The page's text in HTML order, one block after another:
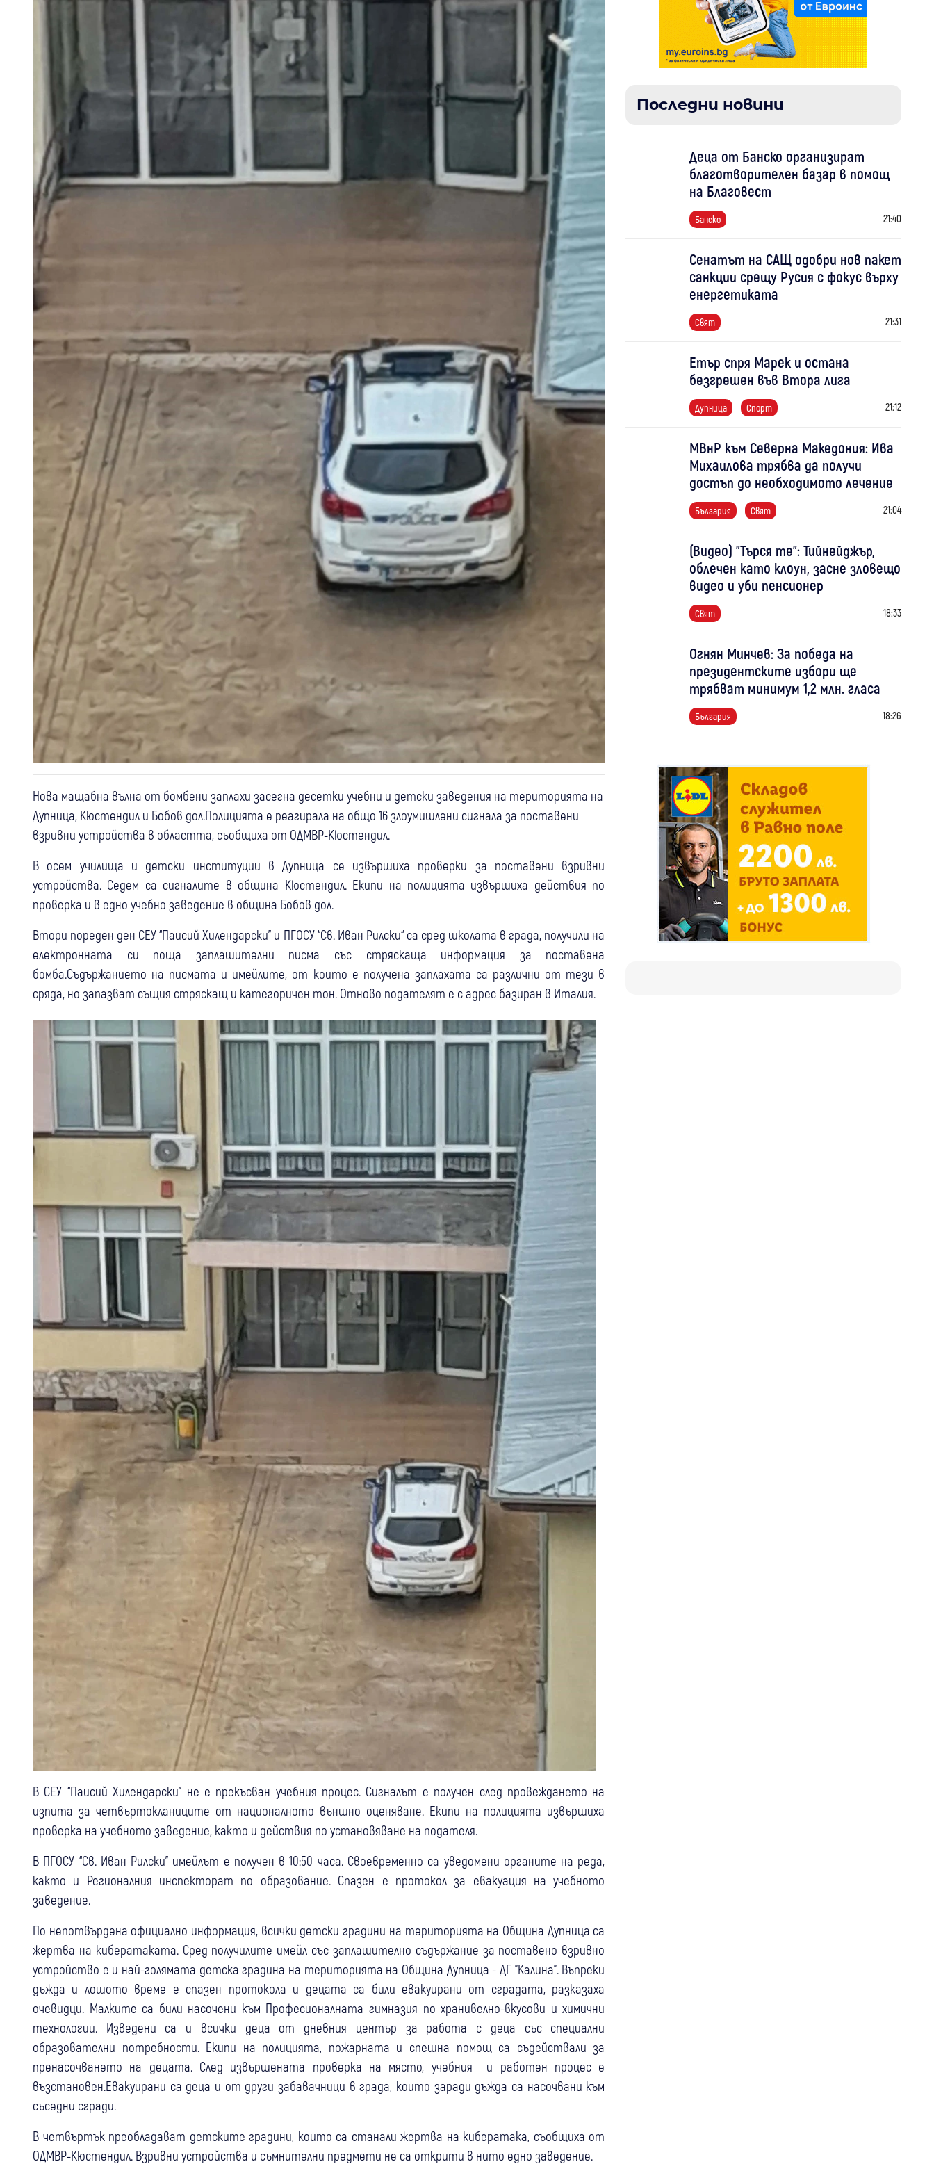
Нова мащабна вълна от бомбени заплахи засегна десетки учебни и детски заведения на територията на
Дупница, Кюстендил и Бобов дол.Полицията е реагирала на общо 16 злоумишлени сигнала за поставени
взривни устройства в областта, съобщиха от ОДМВР-Кюстендил.
В осем училища и детски институции в Дупница се извършиха проверки за поставени взривни
устройства. Седем са сигналите в община Кюстендил. Екипи на полицията извършиха действия по
проверка и в едно учебно заведение в община Бобов дол.
Втори пореден ден СЕУ “Паисий Хилендарски” и ПГОСУ “Св. Иван Рилски“ са сред школата в града, получили на
електронната си поща заплашителни писма със стряскаща информация за поставена
бомба.Съдържанието на писмата и имейлите, от които е получена заплахата са различни от тези в
сряда, но запазват същия стряскащ и категоричен тон. Отново подателят е с адрес базиран в Италия.
В СЕУ “Паисий Хилендарски” не е прекъсван учебния процес. Сигналът е получен след провеждането на
изпита за четвъртокланиците от националното външно оценяване. Екипи на полицията извършиха
проверка на учебното заведение, както и действия по установяване на подателя.
В ПГОСУ “Св. Иван Рилски” имейлът е получен в 10:50 часа. Своевременно са уведомени органите на реда,
както и Регионалния инспекторат по образование. Спазен е протокол за евакуация на учебното
заведение.
По непотвърдена официално информация, всички детски градини на територията на Община Дупница са
жертва на кибератаката. Сред получилите имейл със заплашително съдържание за поставено взривно
устройство е и най-голямата детска градина на територията на Община Дупница - ДГ "Калина". Въпреки
дъжда и лошото време е спазен протокола и децата са били евакуирани от сградата, разказаха
очевидци. Малките са били насочени към Професионалната гимназия по хранивелно-вкусови и химични
технологии. Изведени са и всички деца от дневния център за работа с деца със специални
образователни потребности. Екипи на полицията, пожарната и спешна помощ са съдействали за
пренасочването на децата. След извършената проверка на място, учебния и работен процес е
възстановен.Евакуирани са деца и от други забавачници в града, които заради дъжда са насочвани към
съседни сгради.
В четвъртък преобладават детските градини, които са станали жертва на кибератака, съобщиха от
ОДМВР-Кюстендил. Взривни устройства и съмнителни предмети не са открити в нито едно заведение.
Последни новини
Деца от Банско организират
благотворителен базар в помощ
на Благовест
Банско 21:40
Сенатът на САЩ одобри нов пакет
санкции срещу Русия с фокус върху
енергетиката
Свят 21:31
Етър спря Марек и остана
безгрешен във Втора лига
Дупница Спорт 21:12
МВнР към Северна Македония: Ива
Михаилова трябва да получи
достъп до необходимото лечение
България Свят 21:04
(Видео) "Търся те": Тийнейджър,
облечен като клоун, засне зловещо
видео и уби пенсионер
Свят 18:33
Огнян Минчев: За победа на
президентските избори ще
трябват минимум 1,2 млн. гласа
България 18:26